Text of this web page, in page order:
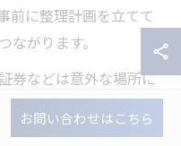
前に整理計画を立てて
がります。
券などは意外な場所に
プロの業者に依頼する
てもらうよう依頼しま
お問い合わせはこちら